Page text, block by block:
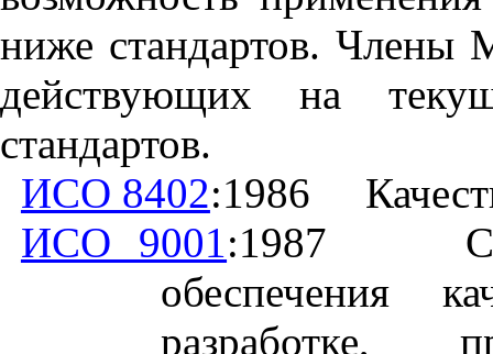
ниже стандартов.
действующих на
стандартов.
ИСО 8402:1986
ИСО 9001:1987
обеспечения
разработке,